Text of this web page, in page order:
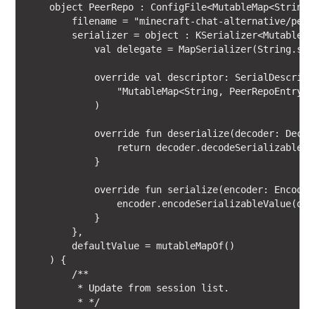
object PeerRepo :
filename = "minecraft-chat-alternative/
serializer = object :
val delegate =
override val descriptor:
"MutableMap<String,
            )
override fun deserialize(decoder:
return
            }
override fun serialize(encoder:
            }
        },
        defaultValue = mutableMapOf()
    ) {
        /**
         * Update from session list.
         * */